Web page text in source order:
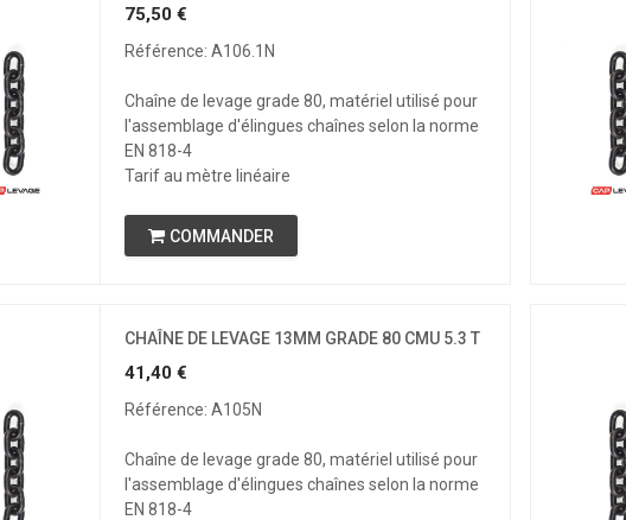
75,50€
Référence: A106.1N
Chaîne de levage grade 80, matériel utilisé pour
l'assemblage d'élingues chaînes selon la norme
EN 818-4
Tarif au mètre linéaire
COMMANDER
CHAÎNE DE LEVAGE 13MM GRADE 80 CMU 5.3 T
41,40€
Référence: A105N
Chaîne de levage grade 80, matériel utilisé pour
l'assemblage d'élingues chaînes selon la norme
EN 818-4